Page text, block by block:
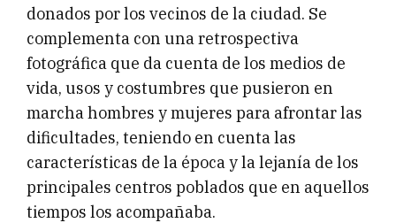
donados por los vecinos de la ciudad. Se
complementa con una retrospectiva
fotográfica que da cuenta de los medios de
vida, usos y costumbres que pusieron en
marcha hombres y mujeres para afrontar las
dificultades, teniendo en cuenta las
características de la época y la lejanía de los
principales centros poblados que en aquellos
tiempos los acompañaba.